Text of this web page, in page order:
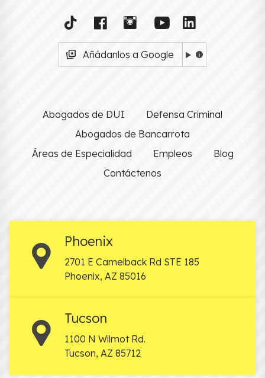
Añádanlos a Google
Abogados de DUI
Defensa Criminal
Abogados de Bancarrota
Áreas de Especialidad
Empleos
Blog
Contáctenos
Phoenix
2701 E Camelback Rd STE 185
Phoenix, AZ 85016
Tucson
1100 N Wilmot Rd.
Tucson, AZ 85712